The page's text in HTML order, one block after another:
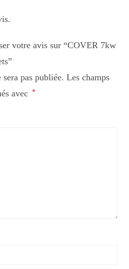
votre avis sur “COVER 7kw
pas publiée. Les champs
avec *